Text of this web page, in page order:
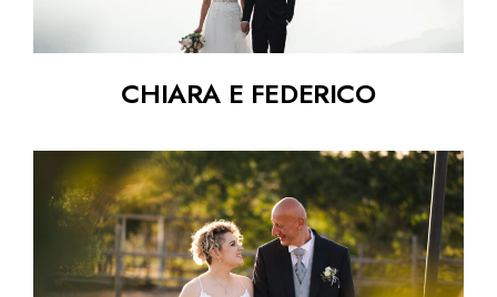
CHIARA E FEDERICO